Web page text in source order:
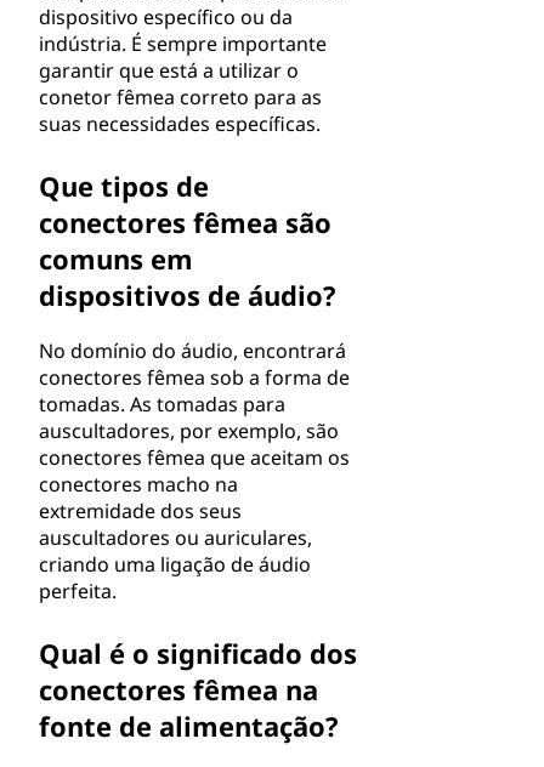
dispositivo específico ou da
indústria. É sempre importante
garantir que está a utilizar o
conetor fêmea correto para as
suas necessidades específicas.
Que tipos de
conectores fêmea são
comuns em
dispositivos de áudio?
No domínio do áudio, encontrará
conectores fêmea sob a forma de
tomadas. As tomadas para
auscultadores, por exemplo, são
conectores fêmea que aceitam os
conectores macho na
extremidade dos seus
auscultadores ou auriculares,
criando uma ligação de áudio
perfeita.
Qual é o significado dos
conectores fêmea na
fonte de alimentação?